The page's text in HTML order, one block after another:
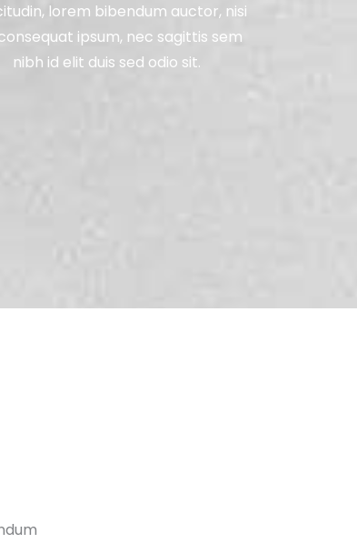
lorem bibendum auctor, nisi
ipsum, nec sagittis sem
nibh id elit duis sed odio sit.